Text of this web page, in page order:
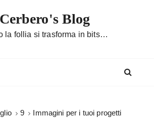
Blog
la follia si trasforma in bits…
9 Immagini per i tuoi progetti